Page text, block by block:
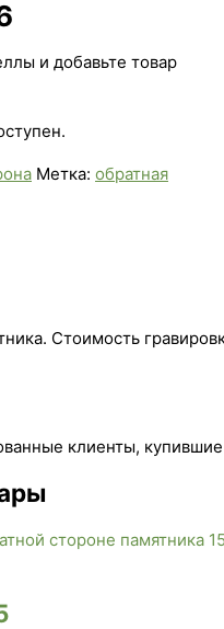
и добавьте товар
Метка: обратная
Стоимость
клиенты,